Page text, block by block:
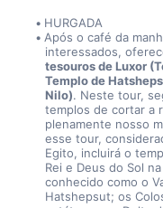
HURGADA
Após o café da
interessados,
tesouros de Luxor
Templo de
Nilo). Neste tour,
templos de cortar a
plenamente nosso
esse tour,
Egito, incluirá o
Rei e Deus do Sol
conhecido como o
Hatshepsut; os